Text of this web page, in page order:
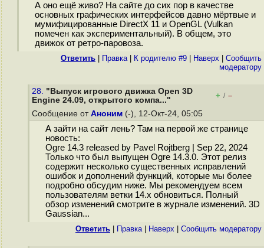
А оно ещё живо? На сайте до сих пор в качестве
основных графических интерфейсов давно мёртвые и
мумифицированные DirectX 11 и OpenGL (Vulkan
помечен как экспериментальный). В общем, это
движок от ретро-паровоза.
Ответить Правка| К родителю #9 Наверх
Cообщить
модератору
28. "Выпуск игрового движка Open 3D
Engine 24.09, открытого компа..."
+ / –
Сообщение от Аноним (-), 12-Окт-24, 05:05
А зайти на сайт лень? Там на первой же странице
новость:
Ogre 14.3 released by Pavel Rojtberg | Sep 22, 2024
Только что был выпущен Ogre 14.3.0. Этот релиз
содержит несколько существенных исправлений
ошибок и дополнений функций, которые мы более
подробно обсудим ниже. Мы рекомендуем всем
пользователям ветки 14.x обновиться. Полный
обзор изменений смотрите в журнале изменений. 3D
Gaussian...
Ответить Правка| Наверх Cообщить модератору